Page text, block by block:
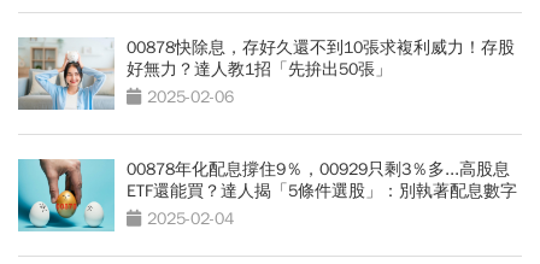
00878快除息，存好久還不到10張求複利威力！存股
好無力？達人教1招「先拚出50張」
2025-02-06
00878年化配息撐住9％，00929只剩3％多...高股息
ETF還能買？達人揭「5條件選股」：別執著配息數字
2025-02-04